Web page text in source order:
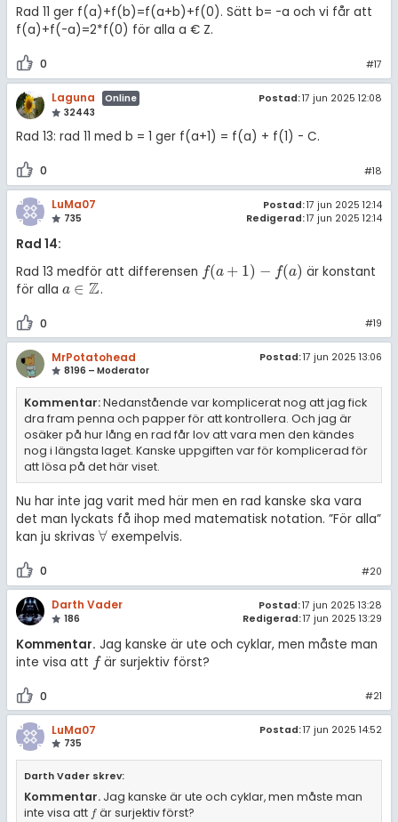
Rad 11 ger f(a)+f(b)=f(a+b)+f(0). Sätt b= -a och vi får att
f(a)+f(-a)=2*f(0) för alla a € Z.
0 #17
Laguna
Online
32443
Postad:17 jun 2025 12:08
Rad 13: rad 11 med b = 1 ger f(a+1) = f(a) + f(1) - C.
0 #18
LuMa07
735
Postad:17 jun 2025 12:14
Redigerad:17 jun 2025 12:14
Rad 14:
Rad 13 medför att differensen f(a + 1) − f(a)
f(a+1) -f( a)
är konstant
för alla a ∈ Z
a∈ℤ .
0 #19
MrPotatohead
8196 – Moderator
Postad:17 jun 2025 13:06
Kommentar:Nedanstående var komplicerat nog att jag fick
dra fram penna och papper för att kontrollera. Och jag är
osäker på hur lång en rad får lov att vara men den kändes
nog i längsta laget. Kanske uppgiften var för komplicerad för
att lösa på det här viset.
Nu har inte jag varit med här men en rad kanske ska vara
det man lyckats få ihop med matematisk notation. ”För alla”
kan ju skrivas ∀
∀exempelvis.
0 #20
Darth Vader
186
Postad:17 jun 2025 13:28
Redigerad:17 jun 2025 13:29
Kommentar. Jag kanske är ute och cyklar, men måste man
inte visa att f
fär surjektiv först?
0 #21
LuMa07
735
Postad:17 jun 2025 14:52
Darth Vader skrev:
Kommentar.Jag kanske är ute och cyklar, men måste man
inte visa att f
fär surjektiv först?